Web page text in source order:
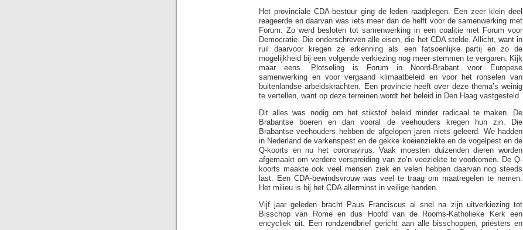
Het provinciale CDA-bestuur ging de leden raadplegen. Een zeer klein deel
reageerde en daarvan was iets meer dan de helft voor de samenwerking met
Forum. Zo werd besloten tot samenwerking in een coalitie met Forum voor
Democratie. Die onderschreven alle eisen, die het CDA stelde. Allicht, want in
ruil daarvoor kregen ze erkenning als een fatsoenlijke partij en zo de
mogelijkheid bij een volgende verkiezing nog meer stemmen te vergaren. Kijk
maar eens. Plotseling is Forum in Noord-Brabant voor Europese
samenwerking en voor vergaand klimaatbeleid en voor het ronselen van
buitenlandse arbeidskrachten. Een provincie heeft over deze thema’s weinig
te vertellen, want op deze terreinen wordt het beleid in Den Haag vastgesteld.
Dit alles was nodig om het stikstof beleid minder radicaal te maken. De
Brabantse boeren en dan vooral de veehouders kregen hun zin. Die
Brabantse veehouders hebben de afgelopen jaren niets geleerd. We hadden
in Nederland de varkenspest en de gekke koeienziekte en de vogelpest en de
Q-koorts en nu het coronavirus. Vaak moesten duizenden dieren worden
afgemaakt om verdere verspreiding van zo’n veeziekte te voorkomen. De Q-
koorts maakte ook veel mensen ziek en velen hebben daarvan nog steeds
last. Een CDA-bewindsvrouw was veel te traag om maatregelen te nemen.
Het milieu is bij het CDA allerminst in veilige handen.
Vijf jaar geleden bracht Paus Franciscus al snel na zijn uitverkiezing tot
Bisschop van Rome en dus Hoofd van de Rooms-Katholieke Kerk een
encycliek uit. Een rondzendbrief gericht aan alle bisschoppen, priesters en